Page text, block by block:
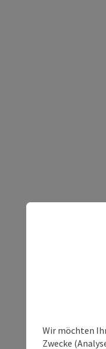
Wir möchten
Zwecke